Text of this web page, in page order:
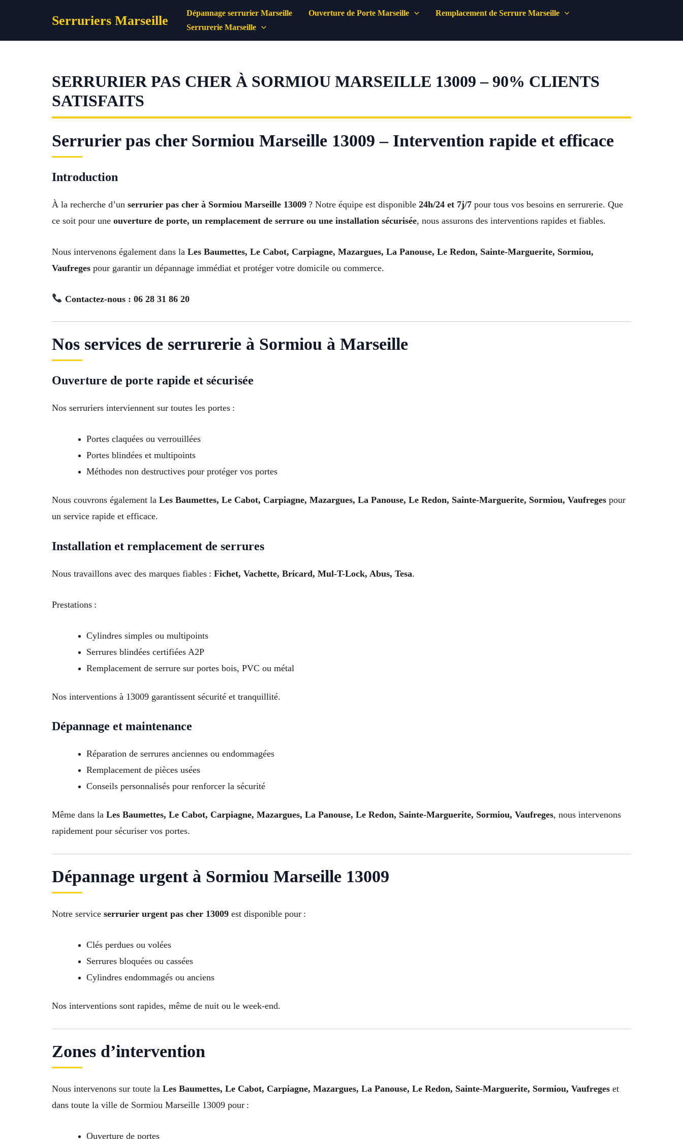
Serruriers Marseille Dépannage serrurier Marseille Ouverture de Porte Marseille
Remplacement de Serrure Marseille
Serrurerie Marseille
SERRURIER PAS CHER À SORMIOU MARSEILLE 13009 – 90% CLIENTS
SATISFAITS
Serrurier pas cher Sormiou Marseille 13009 – Intervention rapide et efficace
Introduction
À la recherche d’un serrurier pas cher à Sormiou Marseille 13009 ? Notre équipe est disponible 24h/24 et 7j/7 pour tous vos besoins en serrurerie. Que
ce soit pour une ouverture de porte, un remplacement de serrure ou une installation sécurisée, nous assurons des interventions rapides et fiables.
Nous intervenons également dans la Les Baumettes, Le Cabot, Carpiagne, Mazargues, La Panouse, Le Redon, Sainte-Marguerite, Sormiou,
Vaufreges pour garantir un dépannage immédiat et protéger votre domicile ou commerce.
Contactez-nous : 06 28 31 86 20
Nos services de serrurerie à Sormiou à Marseille
Ouverture de porte rapide et sécurisée
Nos serruriers interviennent sur toutes les portes :
Portes claquées ou verrouillées
Portes blindées et multipoints
Méthodes non destructives pour protéger vos portes
Nous couvrons également la Les Baumettes, Le Cabot, Carpiagne, Mazargues, La Panouse, Le Redon, Sainte-Marguerite, Sormiou, Vaufreges pour
un service rapide et efficace.
Installation et remplacement de serrures
Nous travaillons avec des marques fiables : Fichet, Vachette, Bricard, Mul-T-Lock, Abus, Tesa.
Prestations :
Cylindres simples ou multipoints
Serrures blindées certifiées A2P
Remplacement de serrure sur portes bois, PVC ou métal
Nos interventions à 13009 garantissent sécurité et tranquillité.
Dépannage et maintenance
Réparation de serrures anciennes ou endommagées
Remplacement de pièces usées
Conseils personnalisés pour renforcer la sécurité
Même dans la Les Baumettes, Le Cabot, Carpiagne, Mazargues, La Panouse, Le Redon, Sainte-Marguerite, Sormiou, Vaufreges, nous intervenons
rapidement pour sécuriser vos portes.
Dépannage urgent à Sormiou Marseille 13009
Notre service serrurier urgent pas cher 13009 est disponible pour :
Clés perdues ou volées
Serrures bloquées ou cassées
Cylindres endommagés ou anciens
Nos interventions sont rapides, même de nuit ou le week-end.
Zones d’intervention
Nous intervenons sur toute la Les Baumettes, Le Cabot, Carpiagne, Mazargues, La Panouse, Le Redon, Sainte-Marguerite, Sormiou, Vaufreges et
dans toute la ville de Sormiou Marseille 13009 pour :
Ouverture de portes